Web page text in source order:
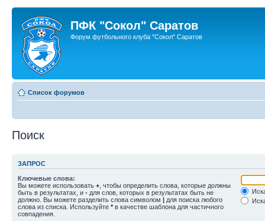
ПФК "Сокол" Саратов
Форум футбольного клуба "Сокол" Саратов
Список форумов
Поиск
ЗАПРОС
Ключевые слова:
Вы можете использовать + , чтобы определить слова, которые должны
быть в результатах, и - для слов, которых в результатах быть не
должно. Вы можете разделить слова символом | для поиска любого
слова из списка. Используйте * в качестве шаблона для частичного
совпадения.